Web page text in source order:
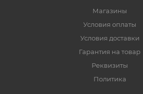
Магазины
Условия оплаты
Условия доставки
Гарантия на товар
Реквизиты
Политика